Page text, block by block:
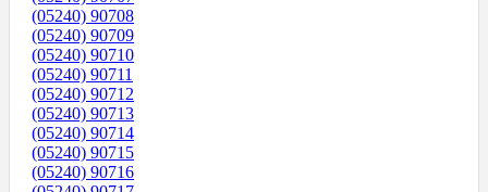
(05240) 90708
(05240) 90709
(05240) 90710
(05240) 90711
(05240) 90712
(05240) 90713
(05240) 90714
(05240) 90715
(05240) 90716